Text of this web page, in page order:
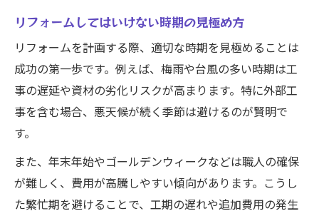
リフォームしてはいけない時期の見極め方
リフォームを計画する際、適切な時期を見極めることは
成功の第一歩です。例えば、梅雨や台風の多い時期は工
事の遅延や資材の劣化リスクが高まります。特に外部工
事を含む場合、悪天候が続く季節は避けるのが賢明で
す。
また、年末年始やゴールデンウィークなどは職人の確保
が難しく、費用が高騰しやすい傾向があります。こうし
た繁忙期を避けることで、工期の遅れや追加費用の発生